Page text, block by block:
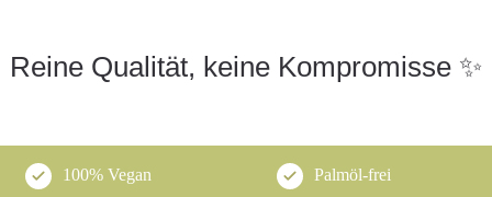
Reine Qualität, keine Kompromisse ✨
100% Vegan Palmöl-frei